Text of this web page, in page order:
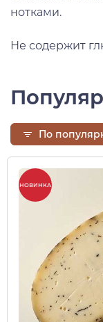
нотками.
Не содержит
По
НОВИНКА